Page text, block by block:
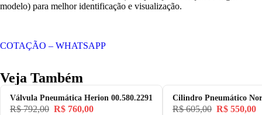
modelo) para melhor identificação e visualização.
COTAÇÃO – WHATSAPP
Veja Também
Válvula Pneumática Herion 00.580.2291
R$792,00 R$ 760,00
Cilindro Pneumático
R$605,00 R$ 550,00